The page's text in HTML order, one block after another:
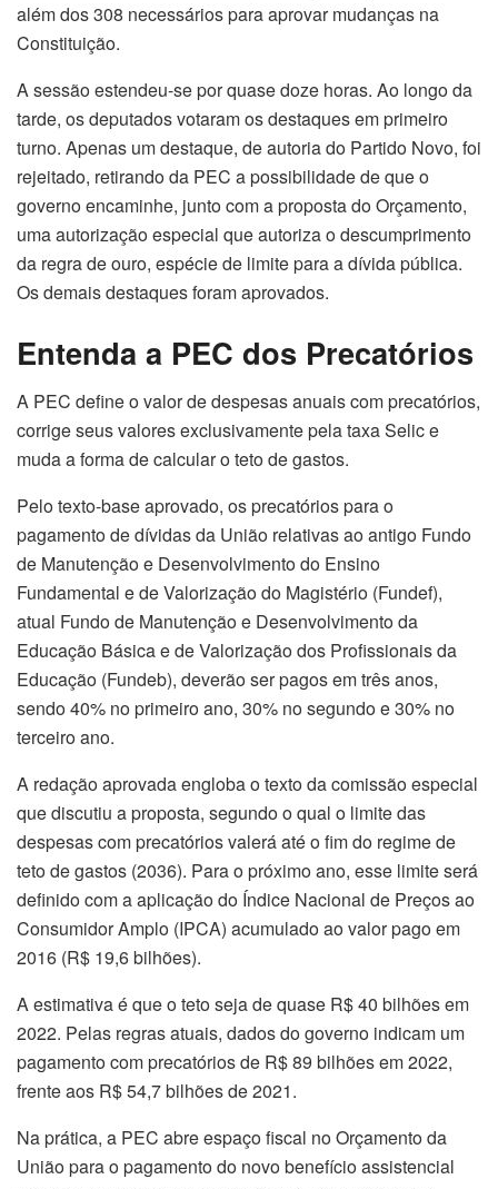
além dos 308 necessários para aprovar mudanças na
Constituição.
A sessão estendeu-se por quase doze horas. Ao longo da
tarde, os deputados votaram os destaques em primeiro
turno. Apenas um destaque, de autoria do Partido Novo, foi
rejeitado, retirando da PEC a possibilidade de que o
governo encaminhe, junto com a proposta do Orçamento,
uma autorização especial que autoriza o descumprimento
da regra de ouro, espécie de limite para a dívida pública.
Os demais destaques foram aprovados.
Entenda a PEC dos Precatórios
A PEC define o valor de despesas anuais com precatórios,
corrige seus valores exclusivamente pela taxa Selic e
muda a forma de calcular o teto de gastos.
Pelo texto-base aprovado, os precatórios para o
pagamento de dívidas da União relativas ao antigo Fundo
de Manutenção e Desenvolvimento do Ensino
Fundamental e de Valorização do Magistério (Fundef),
atual Fundo de Manutenção e Desenvolvimento da
Educação Básica e de Valorização dos Profissionais da
Educação (Fundeb), deverão ser pagos em três anos,
sendo 40% no primeiro ano, 30% no segundo e 30% no
terceiro ano.
A redação aprovada engloba o texto da comissão especial
que discutiu a proposta, segundo o qual o limite das
despesas com precatórios valerá até o fim do regime de
teto de gastos (2036). Para o próximo ano, esse limite será
definido com a aplicação do Índice Nacional de Preços ao
Consumidor Amplo (IPCA) acumulado ao valor pago em
2016 (R$ 19,6 bilhões).
A estimativa é que o teto seja de quase R$ 40 bilhões em
2022. Pelas regras atuais, dados do governo indicam um
pagamento com precatórios de R$ 89 bilhões em 2022,
frente aos R$ 54,7 bilhões de 2021.
Na prática, a PEC abre espaço fiscal no Orçamento da
União para o pagamento do novo benefício assistencial